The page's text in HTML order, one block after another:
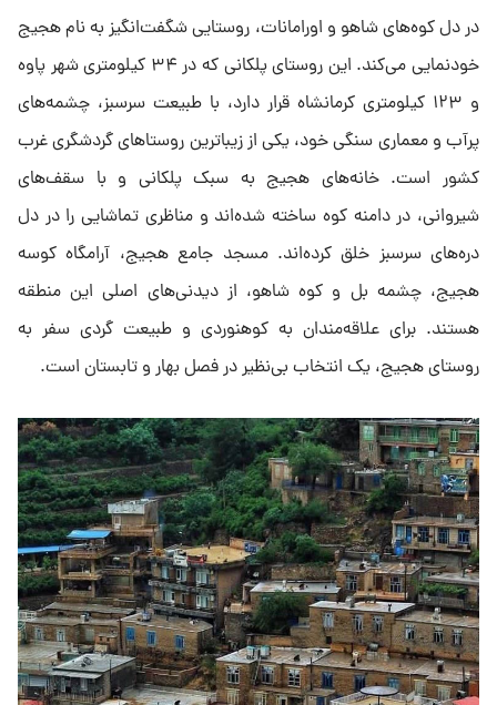
در دل کوه‌های شاهو و اورامانات، روستایی شگفت‌انگیز به نام هجیج
خودنمایی می‌کند. این روستای پلکانی که در ۳۴ کیلومتری شهر پاوه
و ۱۲۳ کیلومتری کرمانشاه قرار دارد، با طبیعت سرسبز، چشمه‌های
پرآب و معماری سنگی خود، یکی از زیباترین روستاهای گردشگری غرب
کشور است. خانه‌های هجیج به سبک پلکانی و با سقف‌های
شیروانی، در دامنه کوه ساخته شده‌اند و مناظری تماشایی را در دل
دره‌های سرسبز خلق کرده‌اند. مسجد جامع هجیج، آرامگاه کوسه
هجیج، چشمه بل و کوه شاهو، از دیدنی‌های اصلی این منطقه
هستند. برای علاقه‌مندان به کوهنوردی و طبیعت گردی سفر به
روستای هجیج، یک انتخاب بی‌نظیر در فصل بهار و تابستان است.